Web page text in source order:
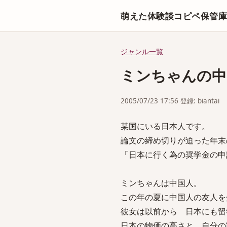
萌えた体験談コピペ保管庫
ジャンル一覧
ミンちゃんの
2005/07/23 17:56 登録: biantai
某国にいる日本人です。
論文の締め切りが迫った年
「日本に行く為の奨学金の
ミンちゃんは中国人。
この年の夏に中国人の友人
彼女は以前から 日本にも留